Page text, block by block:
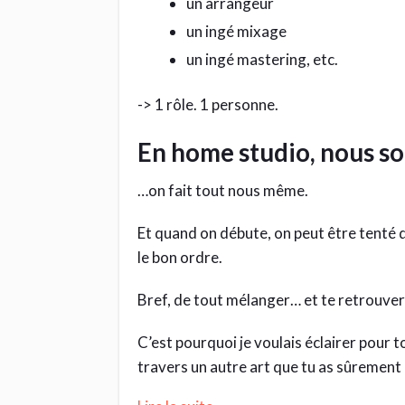
un ingé mixage
un ingé mastering, etc.
-> 1 rôle. 1 personne.
En home studio, nous
…on fait tout nous même.
Et quand on débute, on peut être tenté
le bon ordre.
Bref, de tout mélanger… et te
C’est pourquoi je voulais éclairer pour
travers un autre art que tu as